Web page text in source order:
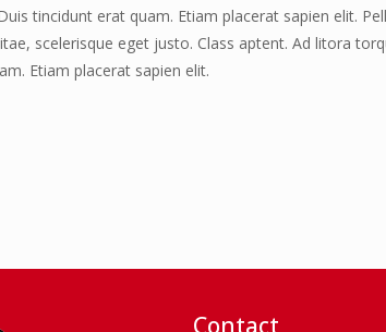
tincidunt erat quam. Etiam placerat sapien elit.
scelerisque eget justo. Class aptent. Ad litora
Etiam placerat sapien elit.
Contact